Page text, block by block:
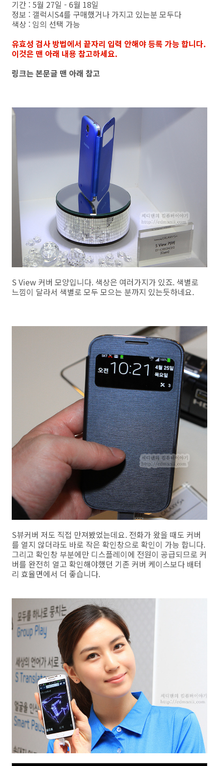
기간 : 5월 27일 - 6월 18일
정보 : 갤럭시S4를 구매했거나 가지고 있는분 모두다
색상 : 임의 선택 가능
유효성 검사 방법에서 끝자리 입력 안해야 등록 가능 합니다.
이것은 맨 아래 내용 참고하세요.
링크는 본문글 맨 아래 참고
S View 커버 모양입니다. 색상은 여러가지가 있죠. 색별로
느낌이 달라서 색별로 모두 모으는 분까지 있는듯하네요.
S뷰커버 저도 직접 만져봤었는데요. 전화가 왔을 때도 커버
를 열지 않더라도 바로 작은 확인창으로 확인이 가능 합니다.
그리고 확인창 부분에만 디스플레이에 전원이 공급되므로 커
버를 완전히 열고 확인해야했던 기존 커버 케이스보다 배터
리 효율면에서 더 좋습니다.